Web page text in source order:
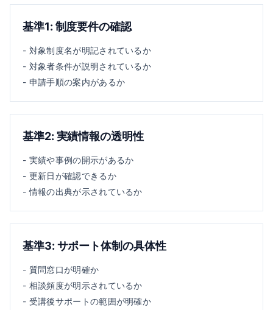
基準1: 制度要件の確認
- 対象制度名が明記されているか
- 対象者条件が説明されているか
- 申請手順の案内があるか
基準2: 実績情報の透明性
- 実績や事例の開示があるか
- 更新日が確認できるか
-情報の出典が示されているか
基準3: サポート体制の具体性
- 質問窓口が明確か
- 相談頻度が明示されているか
- 受講後サポートの範囲が明確か